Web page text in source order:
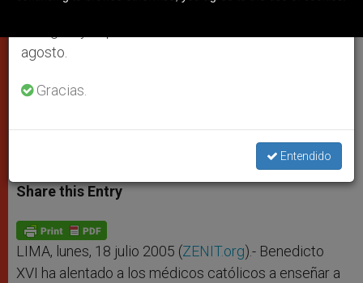
Mensaje a un congreso celebrado en
VATICANO
t
s
p
p
s
e
g
e
r
e
b
o
k
t r
Share this Entry
LIMA, lunes, 18 julio 2005 (ZENIT.org).- Benedicto
XVI ha alentado a los médicos católicos a enseñar a
agosto.
Gracias.
Entendido